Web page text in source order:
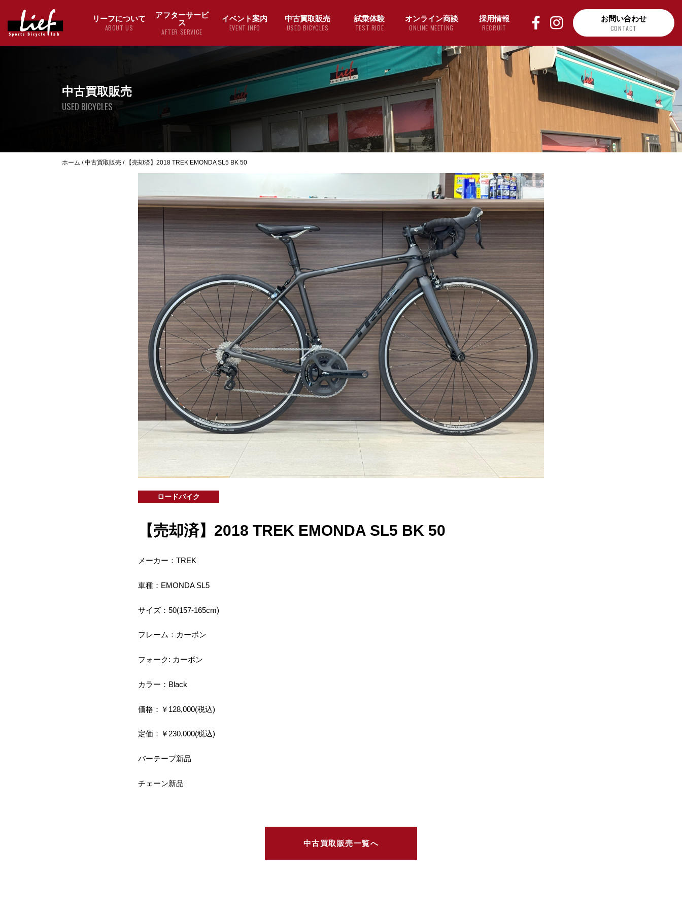
リーフについて
ABOUT US
アフターサービ
ス
AFTER SERVICE
イベント案内
EVENT INFO
中古買取販売
USED BICYCLES
試乗体験
TEST RIDE
オンライン商談
ONLINE MEETING
採用情報
RECRUIT
お問い合わせ
CONTACT
中古買取販売
USED BICYCLES
ホーム /中古買取販売 / 【売却済】2018 TREK EMONDA SL5 BK 50
ロードバイク
【売却済】2018 TREK EMONDA SL5 BK 50
メーカー：TREK
車種：EMONDA SL5
サイズ：50(157-165cm)
フレーム：カーボン
フォーク: カーボン
カラー：Black
価格：￥128,000(税込)
定価：￥230,000(税込)
バーテープ新品
チェーン新品
中古買取販売一覧へ